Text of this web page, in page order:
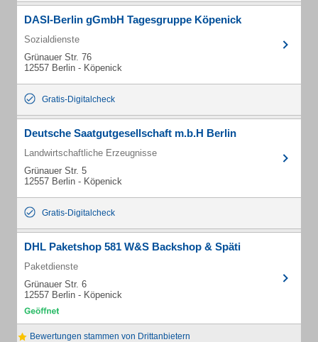
DASI-Berlin gGmbH Tagesgruppe Köpenick
Sozialdienste
Grünauer Str. 76
12557 Berlin - Köpenick
Gratis-Digitalcheck
Deutsche Saatgutgesellschaft m.b.H Berlin
Landwirtschaftliche Erzeugnisse
Grünauer Str. 5
12557 Berlin - Köpenick
Gratis-Digitalcheck
DHL Paketshop 581 W&S Backshop & Späti
Paketdienste
Grünauer Str. 6
12557 Berlin - Köpenick
Bewertungen stammen von Drittanbietern